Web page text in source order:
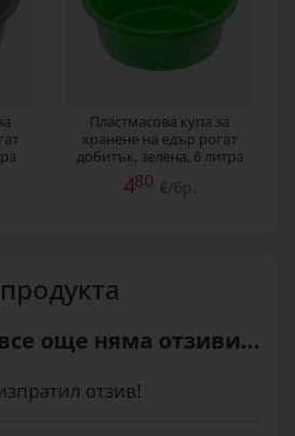
Пластмасова купа за
хранене на едър рогат
добитък, зелена, 6 литра
480 €/бр.
още няма отзиви...
отзив!